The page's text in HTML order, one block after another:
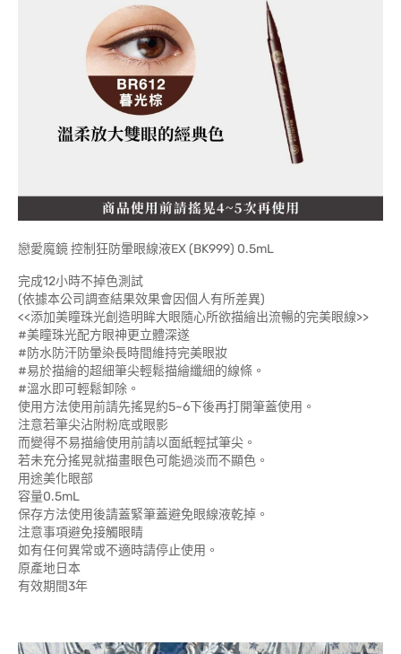
戀愛魔鏡 控制狂防暈眼線液EX (BK999) 0.5mL
完成12小時不掉色測試
(依據本公司調查結果效果會因個人有所差異)
<<添加美瞳珠光創造明眸大眼隨心所欲描繪出流暢的完美眼線>>
#美瞳珠光配方眼神更立體深遂
#防水防汗防暈染長時間維持完美眼妝
#易於描繪的超細筆尖輕鬆描繪纖細的線條。
#溫水即可輕鬆卸除。
使用方法使用前請先搖晃約5~6下後再打開筆蓋使用。
注意若筆尖沾附粉底或眼影
而變得不易描繪使用前請以面紙輕拭筆尖。
若未充分搖晃就描畫眼色可能過淡而不顯色。
用途美化眼部
容量0.5mL
保存方法使用後請蓋緊筆蓋避免眼線液乾掉。
注意事項避免接觸眼睛
如有任何異常或不適時請停止使用。
原產地日本
有效期間3年